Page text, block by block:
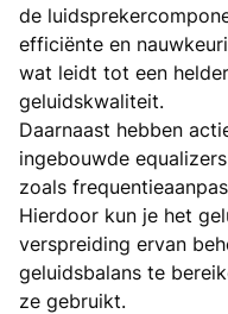
de
efficiënte en
wat leidt tot een
geluidskwaliteit.
Daarnaast hebben
ingebouwde
zoals
Hierdoor kun je het
verspreiding ervan
geluidsbalans te
ze gebruikt.